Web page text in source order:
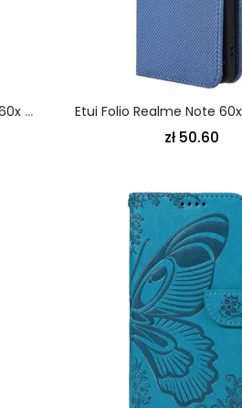
Skórzany Futerał Realme Note 60x Etui Na Telefon Vintage
zł 50.60